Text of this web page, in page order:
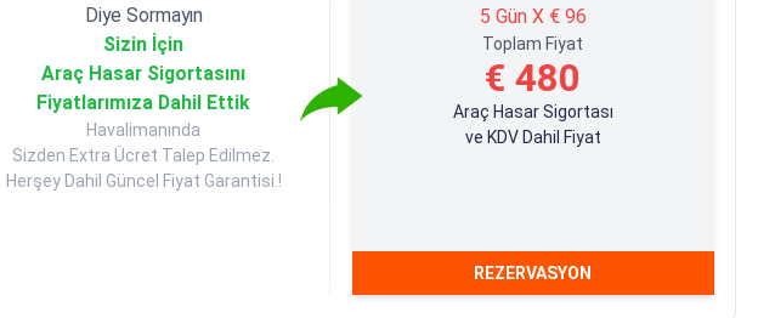
Diye Sormayın
Sizin İçin
Araç Hasar Sigortasını
Fiyatlarımıza Dahil Ettik
Havalimanında
Sizden Extra Ücret Talep Edilmez.
Herşey Dahil Güncel Fiyat Garantisi.!
5 Gün X € 96
Toplam Fiyat
€ 480
Araç Hasar Sigortası
ve KDV Dahil Fiyat
REZERVASYON